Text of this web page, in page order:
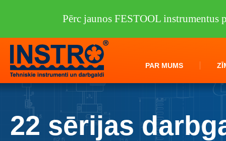
PAR MUMS
22 sērijas
Pērc jaunos FESTOOL instrumentus